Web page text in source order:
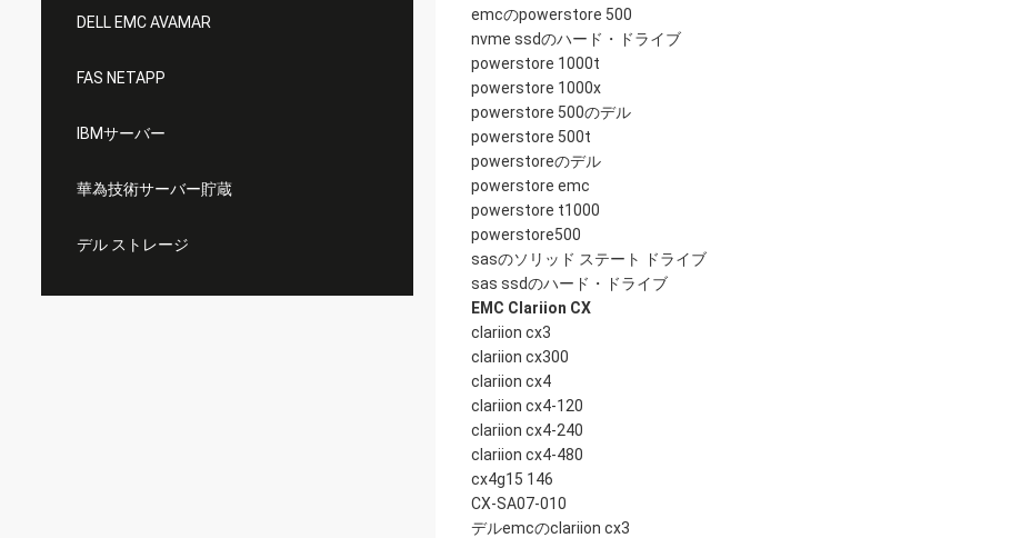
DELL EMC AVAMAR
FAS NETAPP
IBMサーバー
華為技術サーバー貯蔵
デル ストレージ
emcのpowerstore 500
nvme ssdのハード・ドライブ
powerstore 1000t
powerstore 1000x
powerstore 500のデル
powerstore 500t
powerstoreのデル
powerstore emc
powerstore t1000
powerstore500
sasのソリッド ステート ドライブ
sas ssdのハード・ドライブ
EMC Clariion CX
clariion cx3
clariion cx300
clariion cx4
clariion cx4-120
clariion cx4-240
clariion cx4-480
cx4g15 146
CX-SA07-010
デルemcのclariion cx3